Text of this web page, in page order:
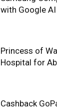
with Google AI
Princess of
Hospital for
Cashback